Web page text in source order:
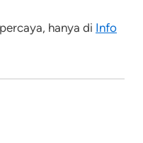
hanya di Info